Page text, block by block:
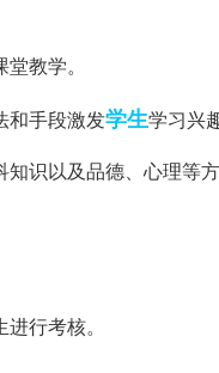
教学。
和手段激发学生学习兴
识以及品德、心理等方
行考核。